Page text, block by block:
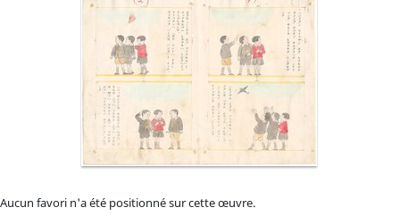
Aucun favori n'a été positionné sur cette œuvre.